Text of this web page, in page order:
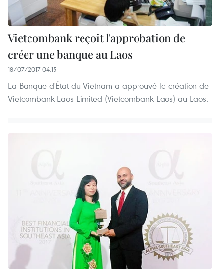
Vietcombank reçoit l'approbation de
créer une banque au Laos
18/07/2017 04:15
La Banque d'État du Vietnam a approuvé la création de
Vietcombank Laos Limited (Vietcombank Laos) au Laos.